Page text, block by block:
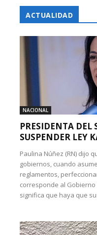
ACTUALIDAD
NACIONAL
PRESIDENTA DEL
SUSPENDER LEY
Paulina Núñez (RN) dijo
gobiernos, cuando
reglamentos,
corresponde al
significa que haya que